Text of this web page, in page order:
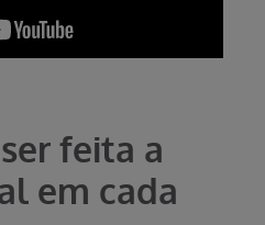
feita a
em cada